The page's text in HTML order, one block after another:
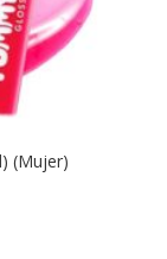
(Mujer)